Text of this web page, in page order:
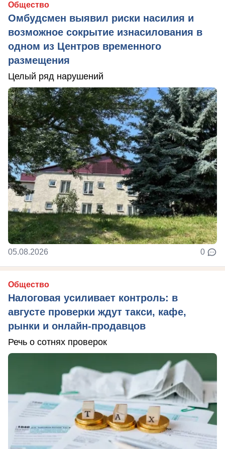
Общество
Омбудсмен выявил риски насилия и
возможное сокрытие изнасилования в
одном из Центров временного
размещения
Целый ряд нарушений
05.08.2026 0
Общество
Налоговая усиливает контроль: в
августе проверки ждут такси, кафе,
рынки и онлайн-продавцов
Речь о сотнях проверок